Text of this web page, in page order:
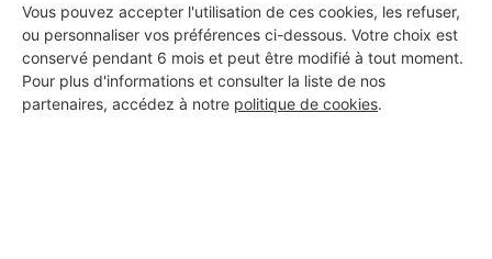
Vous pouvez accepter l'utilisation de ces cookies, les refuser,
ou personnaliser vos préférences ci-dessous. Votre choix est
conservé pendant 6 mois et peut être modifié à tout moment.
Pour plus d'informations et consulter la liste de nos
partenaires, accédez à notre politique de cookies.
AZUR DECO CHRIS
Condom
6 ans d'expérience